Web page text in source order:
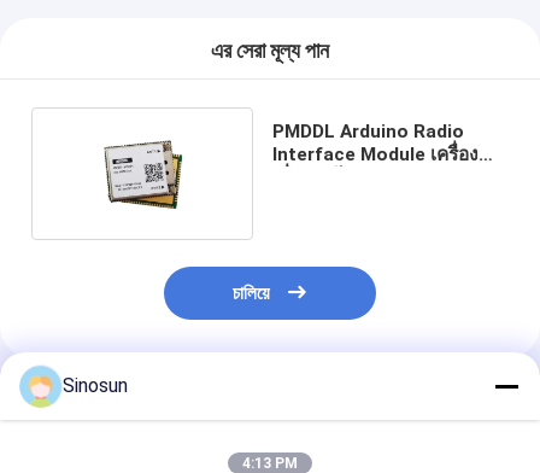
এর সেরা মূল্য পান
PMDDL Arduino Radio
Interface Module เครื่อง
চালিয়ে
แนะนำผลิตภัณฑ์
Sinosun
4:13 PM